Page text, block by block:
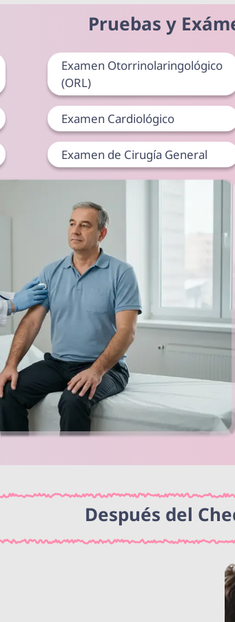
Pruebas y
Examen Otorrinolaringológico
(ORL)
Examen Cardiológico
Examen de Cirugía General
Después del